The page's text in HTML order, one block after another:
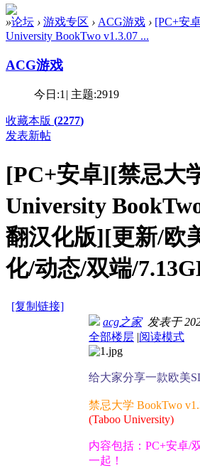
»论坛 › 游戏专区 › ACG游戏 › [PC+安
University BookTwo v1.3.07 ...
ACG游戏
今日:1 | 主题:2919
收藏本版 (2277)
发表新帖
[PC+安卓][禁忌大
University
翻汉化版][更新/欧
化/动态/双端/
[复制链接]
acg之家发表于
全部楼层 |阅读模式
给大家分享一款欧美
禁忌大学 BookTwo
(Taboo University)
内容包括：PC+安卓/
一起！